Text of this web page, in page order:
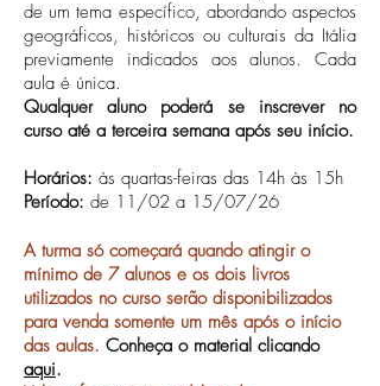
de um tema específico, abordando aspectos
geográficos, históricos ou culturais da Itália
previamente indicados aos alunos. Cada
aula é única.
Qualquer aluno poderá se inscrever no
curso até a terceira semana após seu início.
Horários: às quartas-feiras das 14h às 15h
Período: de 11/02 a 15/07/26
A turma só começará quando atingir o
mínimo de 7 alunos e os dois livros
utilizados no curso serão disponibilizados
para venda somente um mês após o início
das aulas. Conheça o material clicando
aqui.